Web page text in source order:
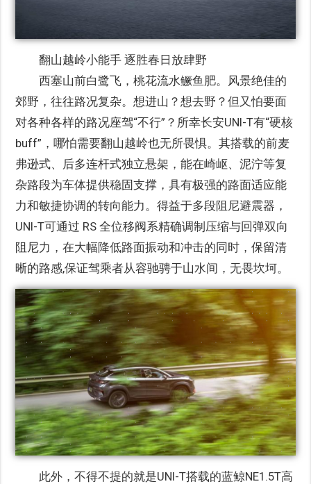
翻山越岭小能手 逐胜春日放肆野
西塞山前白鹭飞，桃花流水鳜鱼肥。风景绝佳的
郊野，往往路况复杂。想进山？想去野？但又怕要面
对各种各样的路况座驾“不行”？所幸长安UNI-T有“硬核
buff”，哪怕需要翻山越岭也无所畏惧。其搭载的前麦
弗逊式、后多连杆式独立悬架，能在崎岖、泥泞等复
杂路段为车体提供稳固支撑，具有极强的路面适应能
力和敏捷协调的转向能力。得益于多段阻尼避震器，
UNI-T可通过 RS 全位移阀系精确调制压缩与回弹双向
阻尼力，在大幅降低路面振动和冲击的同时，保留清
晰的路感,保证驾乘者从容驰骋于山水间，无畏坎坷。
此外，不得不提的就是UNI-T搭载的蓝鲸NE1.5T高